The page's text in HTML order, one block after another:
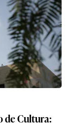
de Cultura: